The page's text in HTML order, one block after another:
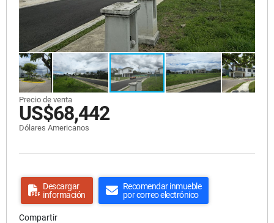
Precio de venta
US$68,442
Dólares Americanos
Descargar
información
Recomendar inmueble
por correo electrónico
Compartir